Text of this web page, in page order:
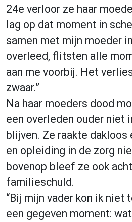
24e verloor ze haar
lag op dat moment in
samen met mijn moeder
overleed, flitsten alle
aan me voorbij. Het
zwaar.”
Na haar moeders dood
een overleden ouder niet
blijven. Ze raakte dakloos
en opleiding in de zorg
bovenop bleef ze ook
familieschuld.
“Bij mijn vader kon ik niet
een gegeven moment: